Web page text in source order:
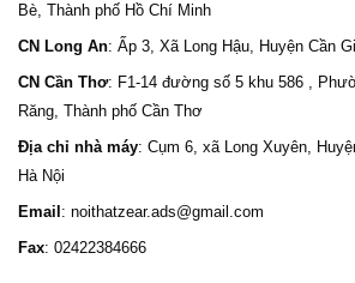
Bè, Thành phố Hồ Chí Minh
CN Long An: Ấp 3, Xã Long Hậu, Huyện Cần
CN Cần Thơ: F1-14 đường số 5 khu 586 ,
Răng, Thành phố Cần Thơ
Địa chỉ nhà máy: Cụm 6, xã Long Xuyên,
Hà Nội
Email : noithatzear.ads@gmail.com
Fax: 02422384666